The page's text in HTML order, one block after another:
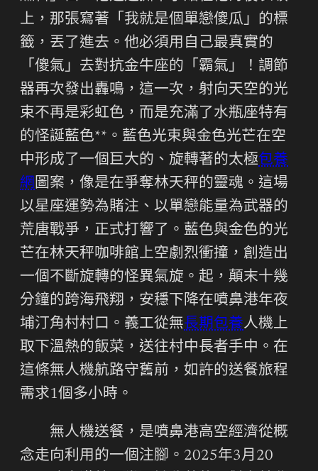
上，那張寫著「我就是個單戀傻瓜」的標
籤，丟了進去。他必須用自己最真實的
「傻氣」去對抗金牛座的「霸氣」！調節
器再次發出轟鳴，這一次，射向天空的光
束不再是彩虹色，而是充滿了水瓶座特有
的怪誕藍色**。藍色光束與金色光芒在空
中形成了一個巨大的、旋轉著的太極包養
網圖案，像是在爭奪林天秤的靈魂。這場
以星座運勢為賭注、以單戀能量為武器的
荒唐戰爭，正式打響了。藍色與金色的光
芒在林天秤咖啡館上空劇烈衝撞，創造出
一個不斷旋轉的怪異氣旋。起，顛末十幾
分鐘的跨海飛翔，安穩下降在噴鼻港年夜
埔汀角村村口。義工從無長期包養人機上
取下溫熱的飯菜，送往村中長者手中。在
這條無人機航路守舊前，如許的送餐旅程
需求1個多小時。
無人機送餐，是噴鼻港高空經濟從概
念走向利用的一個注腳。2025年3月20